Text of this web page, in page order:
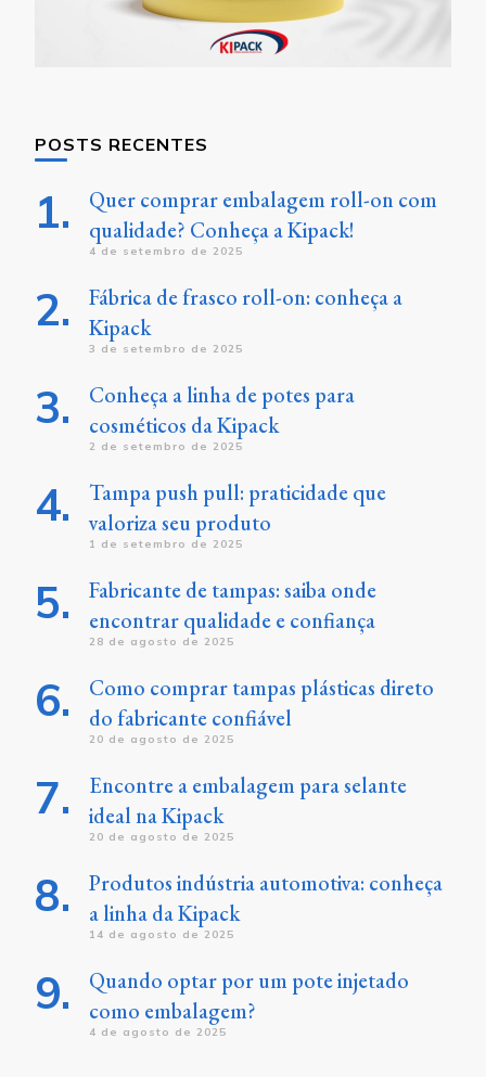
POSTS RECENTES
Quer comprar embalagem roll-on com
qualidade? Conheça a Kipack!
4 de setembro de 2025
Fábrica de frasco roll-on: conheça a
Kipack
3 de setembro de 2025
Conheça a linha de potes para
cosméticos da Kipack
2 de setembro de 2025
Tampa push pull: praticidade que
valoriza seu produto
1 de setembro de 2025
Fabricante de tampas: saiba onde
encontrar qualidade e confiança
28 de agosto de 2025
Como comprar tampas plásticas direto
do fabricante confiável
20 de agosto de 2025
Encontre a embalagem para selante
ideal na Kipack
20 de agosto de 2025
Produtos indústria automotiva: conheça
a linha da Kipack
14 de agosto de 2025
Quando optar por um pote injetado
como embalagem?
4 de agosto de 2025